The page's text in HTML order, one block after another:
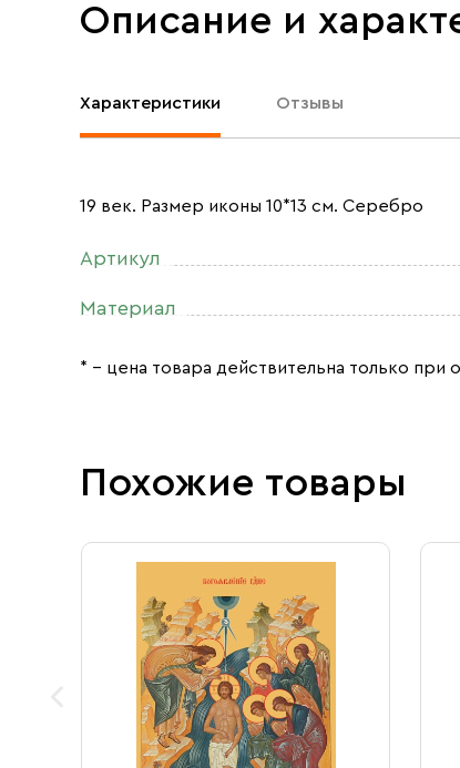
Описание и
Характеристики Отзывы
19 век. Размер иконы 10*13 см. Серебро
Артикул
Материал
* – цена товара действительна только при
Похожие товары